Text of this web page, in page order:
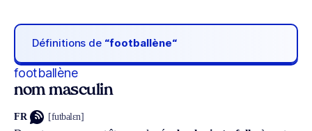
Définitions de “footballène“
footballène
nom masculin
FR [futbalɛn]